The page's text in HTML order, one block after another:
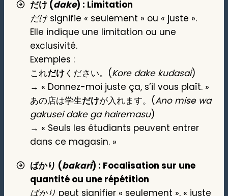
だけ (dake) : Limitation
だけsignifie « seulement » ou « juste ».
Elle indique une limitation ou une
exclusivité.
Exemples :
これだけください。(Kore dake kudasai)
→ « Donnez-moi juste ça, s’il vous plaît. »
あの店は学生だけが入れます。(Ano mise wa
gakusei dake ga hairemasu)
→ « Seuls les étudiants peuvent entrer
dans ce magasin. »
ばかり (bakari) : Focalisation sur une
quantité ou une répétition
ばかり peut signifier « seulement », « juste